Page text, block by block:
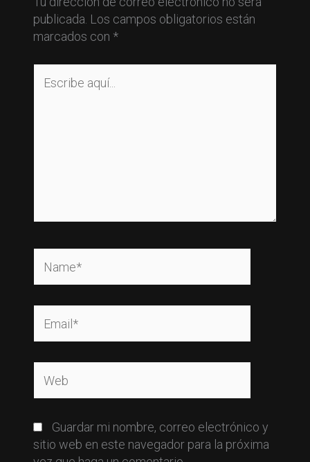
publicada. Los campos obligatorios están
marcados con *
aquí...
Guardar mi nombre, correo electrónico y
sitio web en este navegador para la próxima